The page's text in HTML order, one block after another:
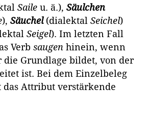
Saile u. ä.), Säulchen
), Säuchel(dialektal Seichel)
Seigel). Im letzten Fall
Verb saugen hinein, wenn
die Grundlage bildet, von der
ist. Bei dem Einzelbeleg
Attribut verstär­kende